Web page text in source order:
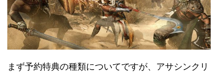
まず予約特典の種類についてですが、アサシンクリ